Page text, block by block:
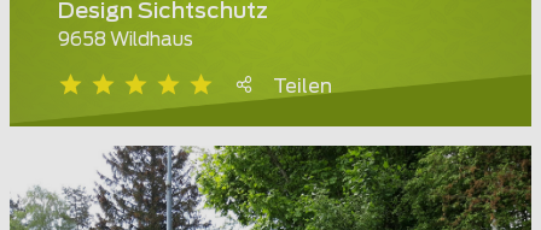
Design Sichtschutz
9658 Wildhaus
Teilen